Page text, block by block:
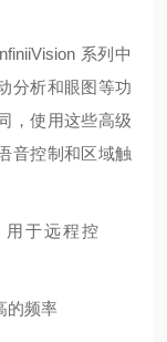
系列中
分析和眼图等功
，使用这些高级
音控制和区域触
用于远程控
的频率